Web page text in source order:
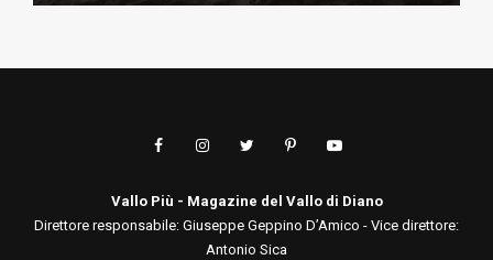
Vallo Più - Magazine del Vallo di Diano
Direttore responsabile: Giuseppe Geppino D’Amico - Vice direttore:
Antonio Sica